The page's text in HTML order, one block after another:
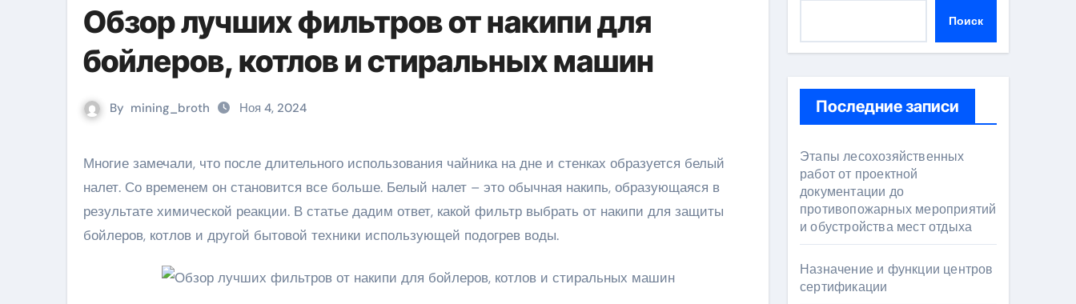
Обзор лучших фильтров от накипи для
бойлеров, котлов и стиральных машин
By mining_broth Ноя 4, 2024
Многие замечали, что после длительного использования чайника на дне и стенках образуется белый
налет. Со временем он становится все больше. Белый налет – это обычная накипь, образующаяся в
результате химической реакции. В статье дадим ответ, какой фильтр выбрать от накипи для защиты
бойлеров, котлов и другой бытовой техники использующей подогрев воды.
Поиск
Последние записи
Этапы лесохозяйственных
работ от проектной
документации до
противопожарных мероприятий
и обустройства мест отдыха
Назначение и функции центров
сертификации